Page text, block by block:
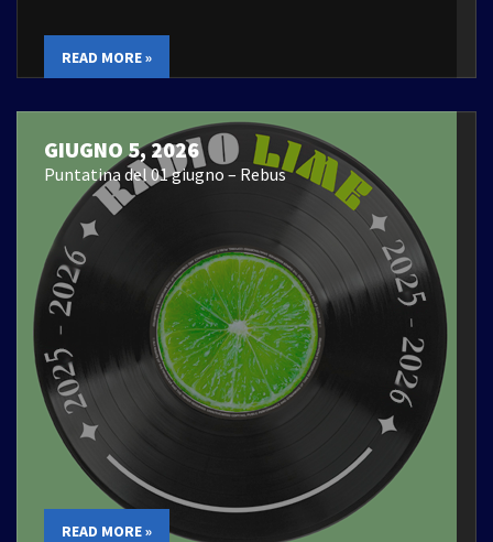
READ MORE »
GIUGNO 5, 2026
Puntatina del 01 giugno – Rebus
READ MORE »